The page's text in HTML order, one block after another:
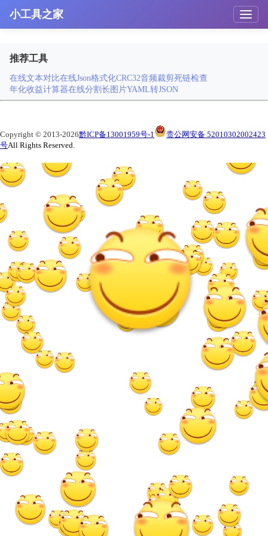
小工具之家
推荐工具
在线文本对比在线Json格式化CRC32音频裁剪死链检查
年化收益计算器在线分割长图片YAML转JSON
Copyright © 2013-2026黔ICP备13001959号-1
贵公网安备 52010302002423
号All Rights Reserved.